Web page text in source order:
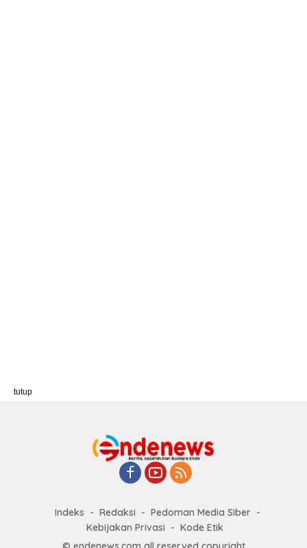
Indeks Redaksi
Pedoman Media Siber
Kebijakan Privasi
Kode Etik
tutup